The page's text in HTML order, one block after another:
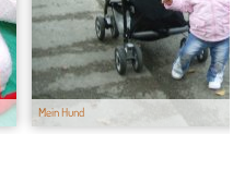
Mein Hund